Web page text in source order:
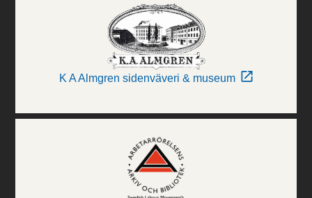
K A Almgren sidenväveri & museum